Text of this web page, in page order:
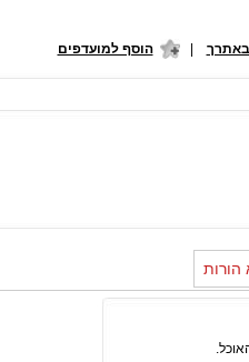
| הוסף למועדפים
הורות